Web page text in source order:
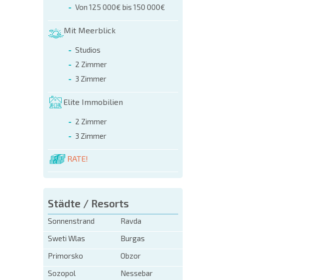
Von 125 000€ bis 150 000€
Mit Meerblick
Studios
2 Zimmer
3 Zimmer
Elite Immobilien
2 Zimmer
3 Zimmer
RATE!
Städte / Resorts
Sonnenstrand
Ravda
Sweti Wlas
Burgas
Primorsko
Obzor
Sozopol
Nessebar